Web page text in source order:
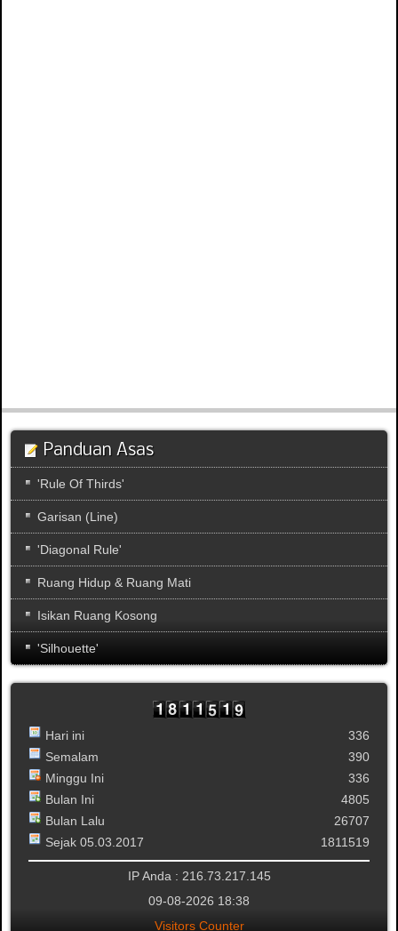
Panduan Asas
'Rule Of Thirds'
Garisan (Line)
'Diagonal Rule'
Ruang Hidup & Ruang Mati
Isikan Ruang Kosong
'Silhouette'
Hari ini
Semalam
Minggu Ini
Bulan Ini
Bulan Lalu
Sejak 05.03.2017
336
390
336
4805
26707
1811519
IP Anda : 216.73.217.145
09-08-2026 18:38
Visitors Counter